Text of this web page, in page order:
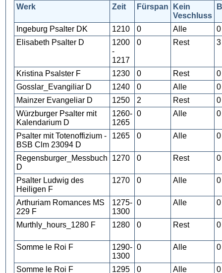
Werk Zeit Fürspan
Kein
Veschluss
Ingeburg Psalter DK 1210 0 Alle
0
Elisabeth Psalter D
1200
-
1217
0 Rest 3
Kristina Psalster F 1230 0 Rest
0
Gosslar_Evangiliar D
1240 0 Alle
0
Mainzer Evangeliar D
1250 2 Rest
0
Würzburger Psalter mit
Kalendarium D
1260-
1265
0 Alle 0
Psalter mit Totenoffizium -
BSB Clm 23094 D
1265 0 Alle 0
Regensburger_Messbuch
D
1270 0 Rest 0
Psalter Ludwig des
Heiligen F
1270 0 Alle 0
Arthuriam Romances MS
229 F
1275-
1300
0 Alle 0
Murthly_hours_1280 F 1280 0 Rest 0
Somme le Roi F
1290-
1300
0 Alle 0
Somme le Roi F 1295 0 Alle
0